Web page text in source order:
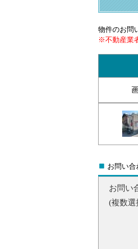
物件のお問
※不動産業
Ö お問い合
お問い
(複数選